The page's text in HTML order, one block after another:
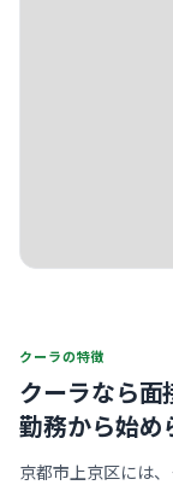
クーラの特徴
クーラなら面
勤務から始め
京都市上京区には